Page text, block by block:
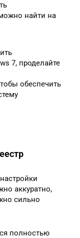
найти на
7, проделайте
обеспечить
аккуратно,
сильно
полностью